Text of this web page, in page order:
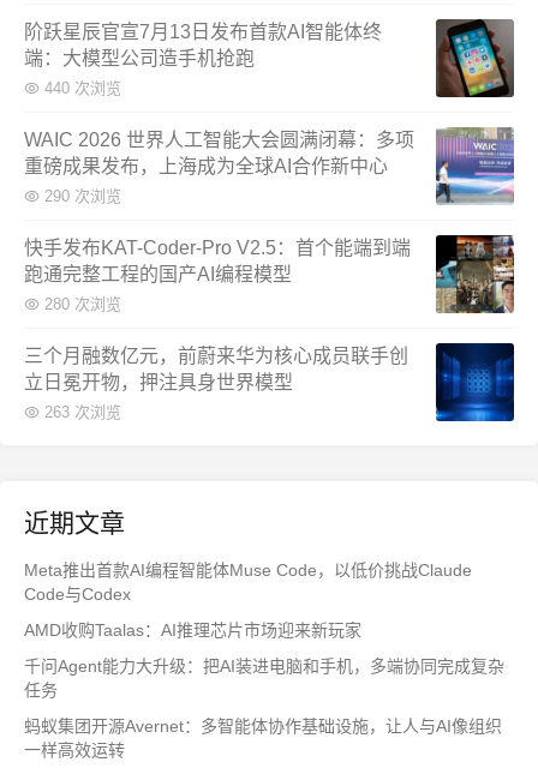
阶跃星辰官宣7月13日发布首款AI智能体终
端：大模型公司造手机抢跑
440 次浏览
WAIC 2026 世界人工智能大会圆满闭幕：多项
重磅成果发布，上海成为全球AI合作新中心
290 次浏览
快手发布KAT-Coder-Pro V2.5：首个能端到端
跑通完整工程的国产AI编程模型
280 次浏览
三个月融数亿元，前蔚来华为核心成员联手创
立日冕开物，押注具身世界模型
263 次浏览
近期文章
Meta推出首款AI编程智能体Muse Code，以低价挑战Claude
Code与Codex
AMD收购Taalas：AI推理芯片市场迎来新玩家
千问Agent能力大升级：把AI装进电脑和手机，多端协同完成复杂
任务
蚂蚁集团开源Avernet：多智能体协作基础设施，让人与AI像组织
一样高效运转